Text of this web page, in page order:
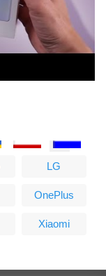
LG
OnePlus
Xiaomi